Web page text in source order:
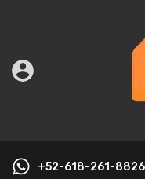
+52-618-261-8826